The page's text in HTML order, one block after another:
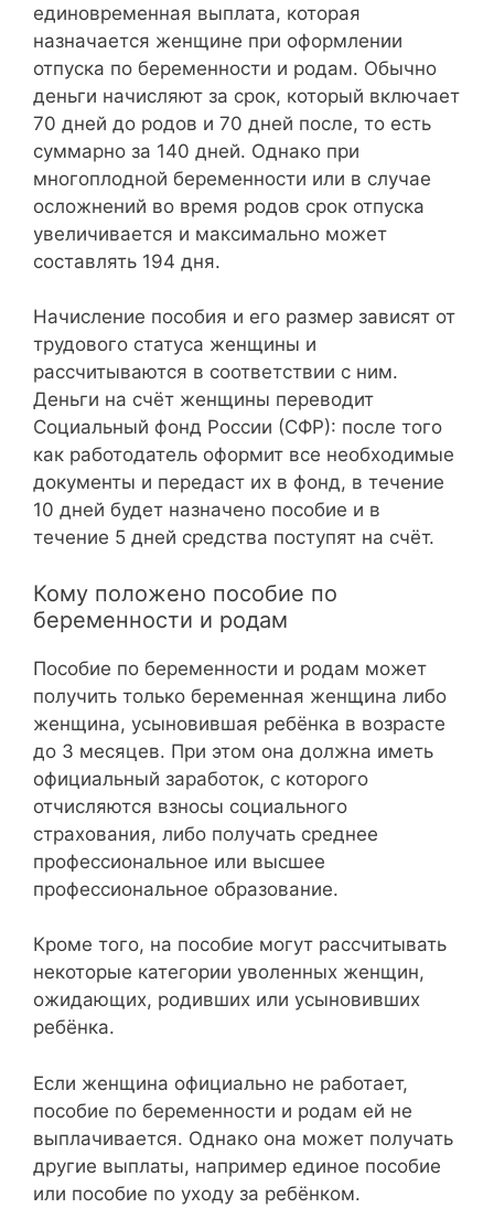
единовременная выплата, которая
назначается женщине при оформлении
отпуска по беременности и родам. Обычно
деньги начисляют за срок, который включает
70 дней до родов и 70 дней после, то есть
суммарно за 140 дней. Однако при
многоплодной беременности или в случае
осложнений во время родов срок отпуска
увеличивается и максимально может
составлять 194 дня.
Начисление пособия и его размер зависят от
трудового статуса женщины и
рассчитываются в соответствии с ним.
Деньги на счёт женщины переводит
Социальный фонд России (СФР): после того
как работодатель оформит все необходимые
документы и передаст их в фонд, в течение
10 дней будет назначено пособие и в
течение 5 дней средства поступят на счёт.
Кому положено пособие по
беременности и родам
Пособие по беременности и родам может
получить только беременная женщина либо
женщина, усыновившая ребёнка в возрасте
до 3 месяцев. При этом она должна иметь
официальный заработок, с которого
отчисляются взносы социального
страхования, либо получать среднее
профессиональное или высшее
профессиональное образование.
Кроме того, на пособие могут рассчитывать
некоторые категории уволенных женщин,
ожидающих, родивших или усыновивших
ребёнка.
Если женщина официально не работает,
пособие по беременности и родам ей не
выплачивается. Однако она может получать
другие выплаты, например единое пособие
или пособие по уходу за ребёнком.